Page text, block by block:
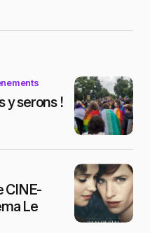
y serons !
CINE-
Le